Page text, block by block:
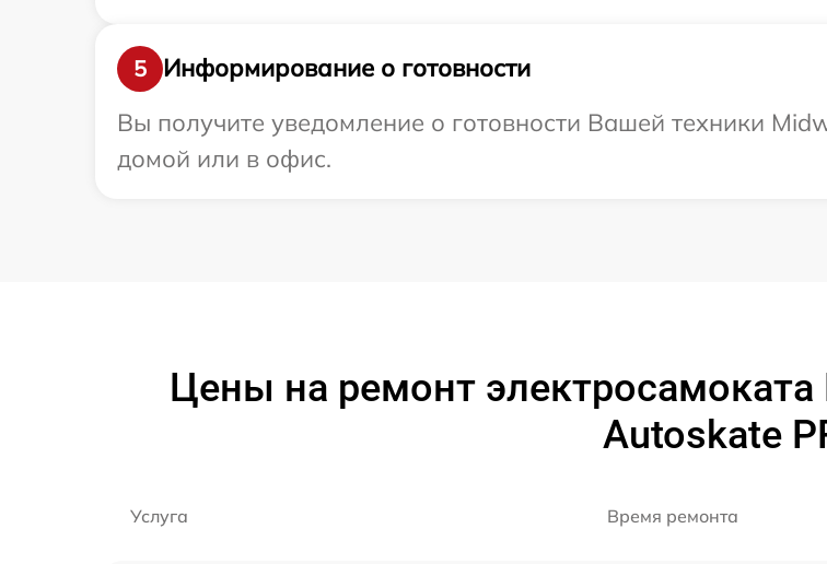
5
Информирование о готовности
Вы получите уведомление о готовности Вашей техники
домой или в офис.
Цены на ремонт электросамоката
Autoskate
Услуга Время ремонта